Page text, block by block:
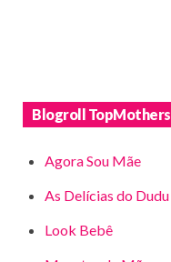
Blogroll TopMothers
Agora Sou Mãe
As Delícias do Dudu
Look Bebê